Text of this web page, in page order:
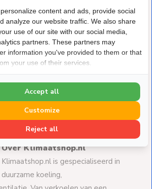
Wit 2m – Set van 5
(4+1 Gratis)
€ 104,-
Over Klimaatshop.nl
Klimaatshop.nl is gespecialiseerd in
duurzame koeling,
content and ads, provide social
analyze our website traffic. We also share
use of our site with our social media,
partners. These partners may
information you've provided to them or that
your use of their services.
Reject all
Customize
Accept all